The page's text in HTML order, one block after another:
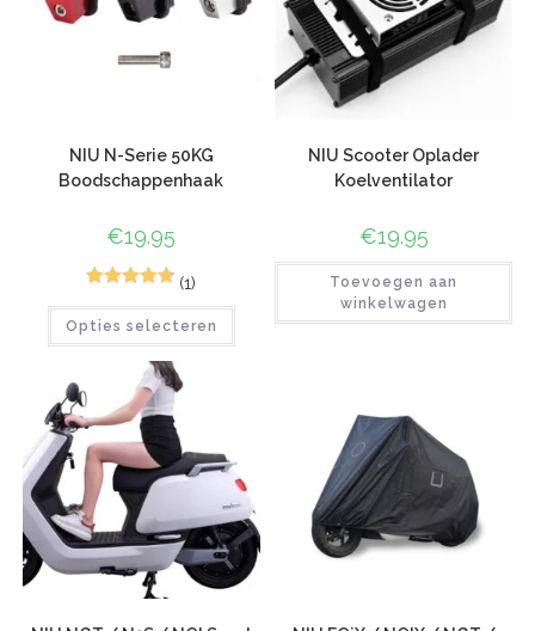
NIU N-Serie 50KG
Boodschappenhaak
€19.95
d4.75op 5
klant
waarderinge
(1)
Opties selecteren
NIU Scooter Oplader
Koelventilator
€19.95
Toevoegen aan
winkelwagen